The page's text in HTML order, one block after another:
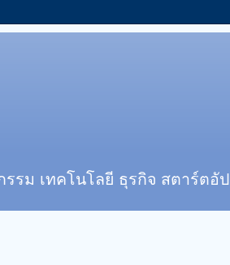
รม เทคโนโลยี ธุรกิจ สตาร์ตอัป